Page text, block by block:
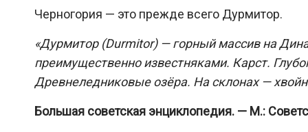
Черногория — это прежде всего Дурмитор.
«Дурмитор (Durmitor) — горный массив на
преимущественно известняками. Карст.
Древнеледниковые озёра. На склонах —
Большая советская энциклопедия. — М.: